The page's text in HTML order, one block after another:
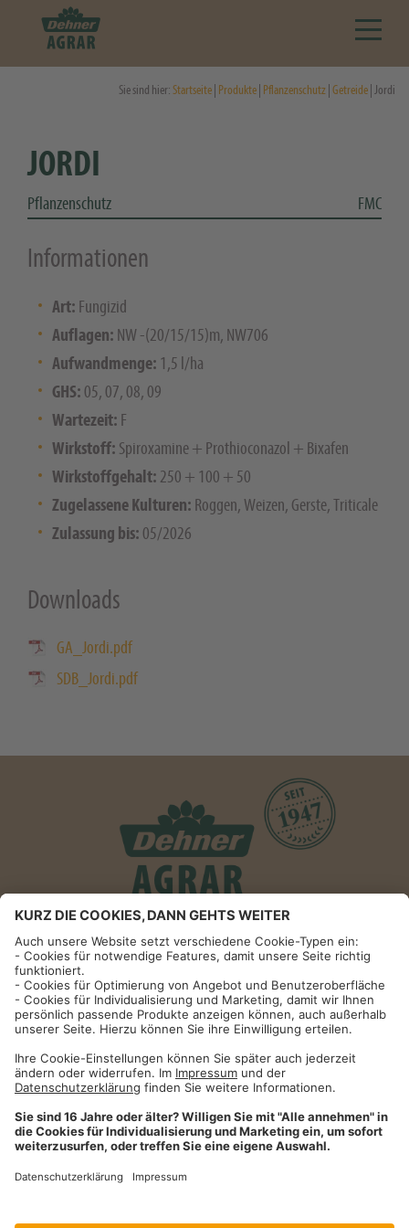
Sie sind hier:Startseite Produkte Pflanzenschutz Getreide | Jordi
JORDI
Pflanzenschutz FMC
Informationen
Art: Fungizid
Auflagen: NW -(20/15/15)m, NW706
Aufwandmenge: 1,5 l/ha
GHS: 05, 07, 08, 09
Wartezeit: F
Wirkstoff: Spiroxamine + Prothioconazol + Bixafen
Wirkstoffgehalt: 250 + 100 + 50
Zugelassene Kulturen: Roggen, Weizen, Gerste, Triticale
Zulassung bis: 05/2026
Downloads
GA_Jordi.pdf
SDB_Jordi.pdf
Informationen
Impressum
Datenschutzhinweise
AGB und Widerrufsbelehrung
Dehner Unternehmen
Cookie-Einstellungen
Dehner Agrar GmbH & Co. KG